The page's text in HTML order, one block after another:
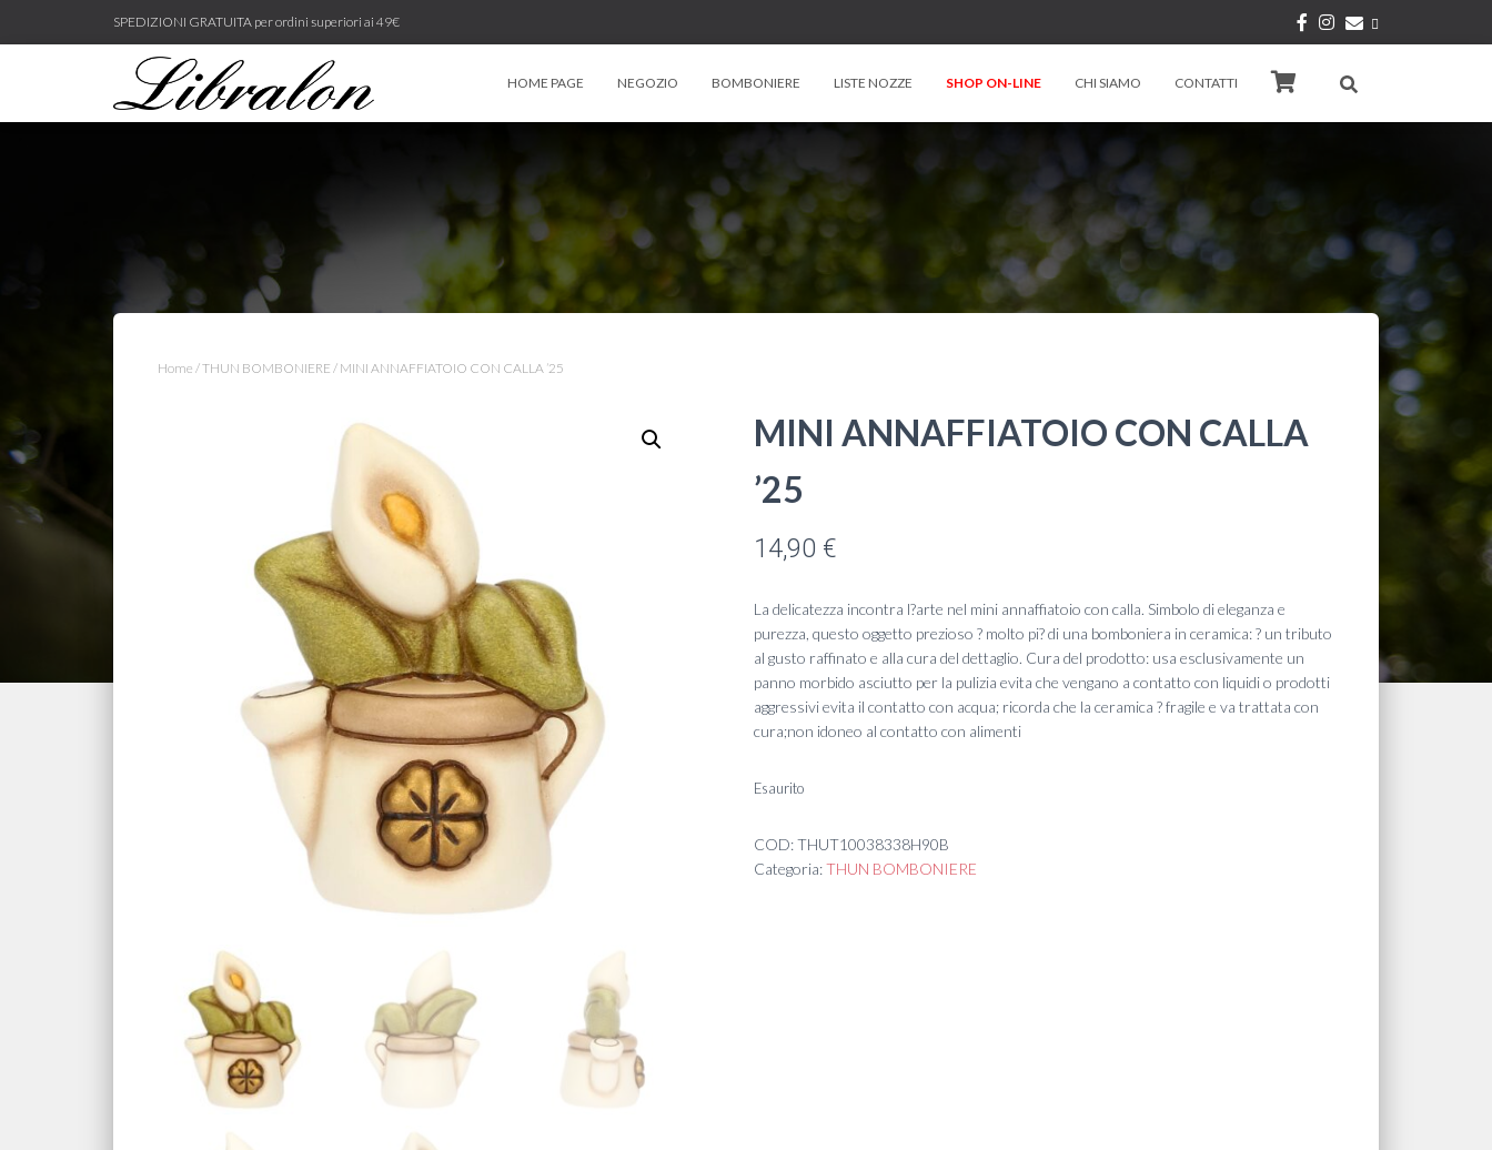
SPEDIZIONI GRATUITA per ordini superiori ai 49€
HOME PAGE NEGOZIO BOMBONIERE LISTE NOZZE SHOP ON-LINE CHI SIAMO CONTATTI
Home /THUN BOMBONIERE / MINI ANNAFFIATOIO CON CALLA ’25
MINI ANNAFFIATOIO CON CALLA
’25
14,90 €
La delicatezza incontra l?arte nel mini annaffiatoio con calla. Simbolo di eleganza e
purezza, questo oggetto prezioso ? molto pi? di una bomboniera in ceramica: ? un tributo
al gusto raffinato e alla cura del dettaglio. Cura del prodotto: usa esclusivamente un
panno morbido asciutto per la pulizia evita che vengano a contatto con liquidi o prodotti
aggressivi evita il contatto con acqua; ricorda che la ceramica ? fragile e va trattata con
cura;non idoneo al contatto con alimenti
Esaurito
COD:THUT10038338H90B
Categoria:THUN BOMBONIERE